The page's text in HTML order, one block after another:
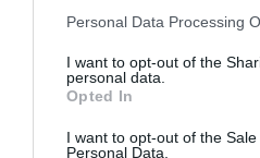
Personal Data Processing
I want to opt-out of the
personal data.
Opted In
I want to opt-out of the
Personal Data.
Marcelo Gullo: “El
historia, de poner la
desmontar la
cristiano"